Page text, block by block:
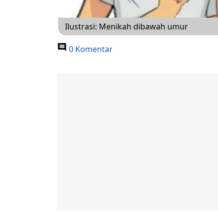
Ilustrasi: Menikah dibawah umur
0 Komentar